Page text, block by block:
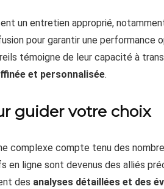
un entretien approprié,
pour garantir une performance
témoigne de leur capacité à
et personnalisée.
guider votre choix
complexe compte tenu des
en ligne sont devenus des alliés
des analyses détaillées et des